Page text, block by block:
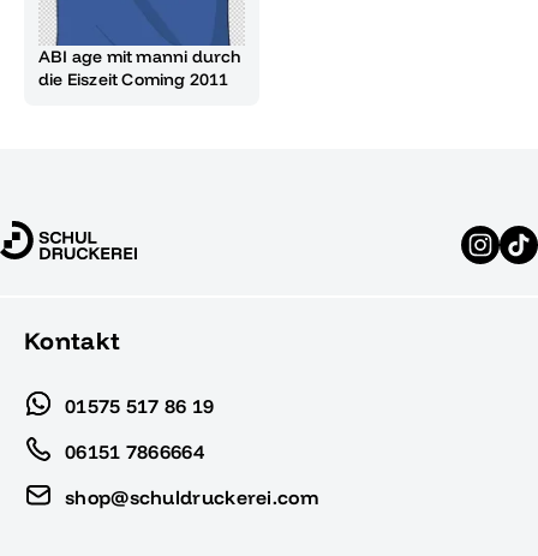
ABI age mit manni durch
die Eiszeit Coming 2011
Kontakt
01575 517 86 19
06151 7866664
shop@schuldruckerei.com